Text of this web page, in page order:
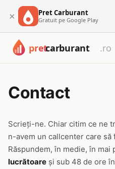
× Pret Carburant
Gratuit pe Google Play
Contact
Scrieți-ne. Chiar citim ce ne
n-avem un callcenter care să
Răspundem, în medie, în mai
lucrătoare și sub 48 de ore